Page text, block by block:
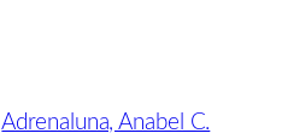
Adrenaluna, Anabel C.